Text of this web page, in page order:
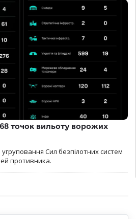
точок вильоту ворожих
Сил безпілотних систем
противника.